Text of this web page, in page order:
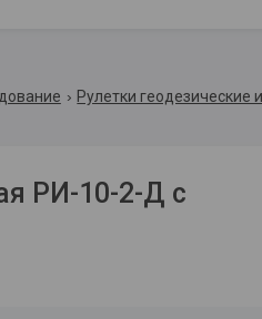
Рулетки геодезические
РИ-10-2-Д с